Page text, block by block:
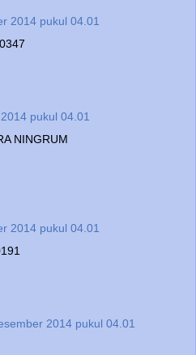
2014 pukul 04.01
pukul 04.01
NINGRUM
2014 pukul 04.01
2014 pukul 04.01